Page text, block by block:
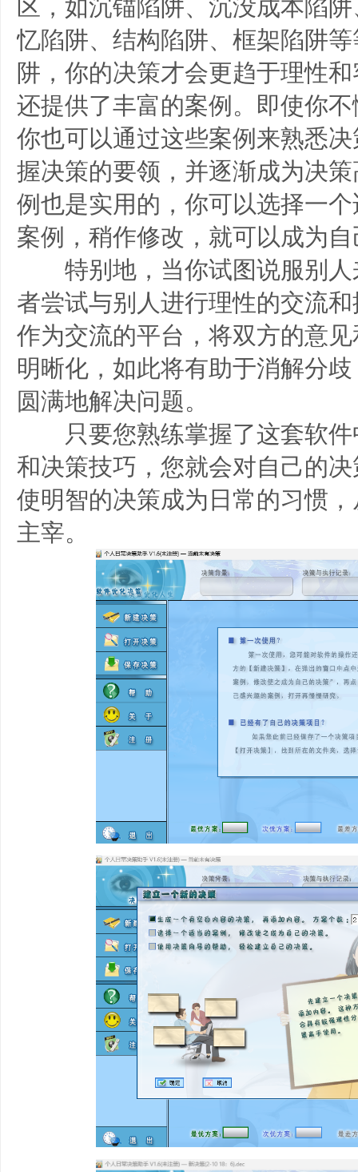
区，如沉锚陷阱、沉没成本陷
忆陷阱、结构陷阱、框架陷阱
阱，你的决策才会更趋于理性
还提供了丰富的案例。即使你
你也可以通过这些案例来熟悉
握决策的要领，并逐渐成为决
例也是实用的，你可以选择一
案例，稍作修改，就可以成为
特别地，当你试图说服别人
者尝试与别人进行理性的交流
作为交流的平台，将双方的意
明晰化，如此将有助于消解分
圆满地解决问题。
只要您熟练掌握了这套软件
和决策技巧，您就会对自己的
使明智的决策成为日常的习惯
主宰。